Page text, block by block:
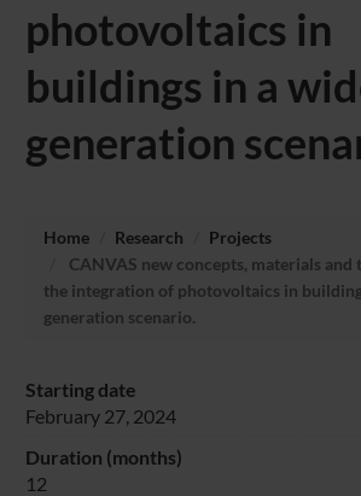
photovoltaics in
buildings in a
generation
Home Research
Projects
CANVAS new concepts, materials and
the integration of photovoltaics in
generation scenario.
Starting date
February 27, 2024
Duration (months)
12